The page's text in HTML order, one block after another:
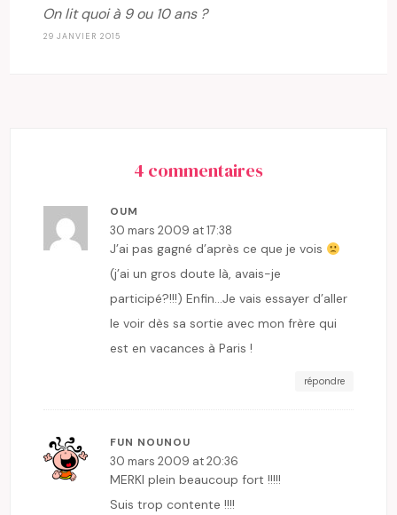
On lit quoi à 9 ou 10 ans ?
29 JANVIER 2015
4 commentaires
OUM
30 mars 2009 at 17:38
J’ai pas gagné d’après ce que je vois
(j’ai un gros doute là, avais-je
participé?!!!) Enfin…Je vais essayer d’aller
le voir dès sa sortie avec mon frère qui
est en vacances à Paris !
répondre
FUN NOUNOU
30 mars 2009 at 20:36
MERKI plein beaucoup fort !!!!!
Suis trop contente !!!!